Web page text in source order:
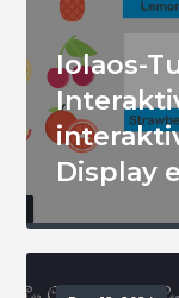
Iolaos-
Display